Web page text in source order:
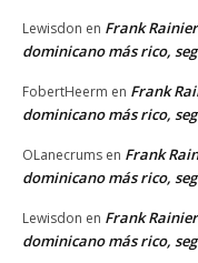
Lewisdon en Frank
dominicano más rico,
FobertHeerm en Frank
dominicano más rico,
OLanecrums en Frank
dominicano más rico,
Lewisdon en Frank
dominicano más rico,